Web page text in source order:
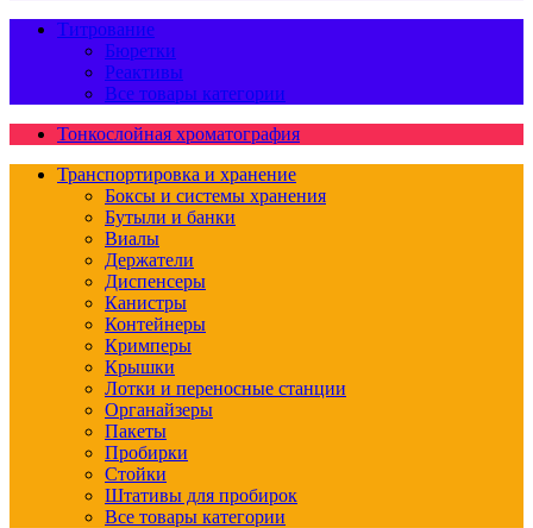
Титрование
Бюретки
Реактивы
Все товары категории
Тонкослойная хроматография
Транспортировка и хранение
Боксы и системы хранения
Бутыли и банки
Виалы
Держатели
Диспенсеры
Канистры
Контейнеры
Кримперы
Крышки
Лотки и переносные станции
Органайзеры
Пакеты
Пробирки
Стойки
Штативы для пробирок
Все товары категории